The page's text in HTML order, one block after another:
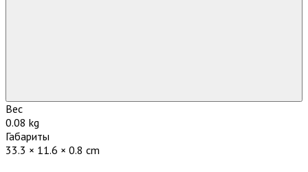
Вес
0.08 kg
Габариты
33.3 × 11.6 × 0.8 cm